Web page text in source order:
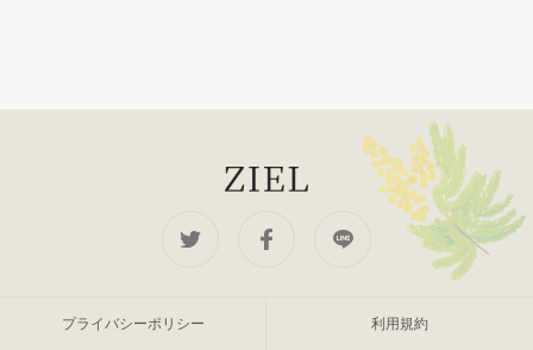
プライバシーポリシー 利用規約